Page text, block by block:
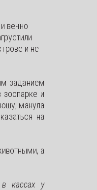
вечно
и не
заданием
зоопарке и
манула
на
а
кассах у